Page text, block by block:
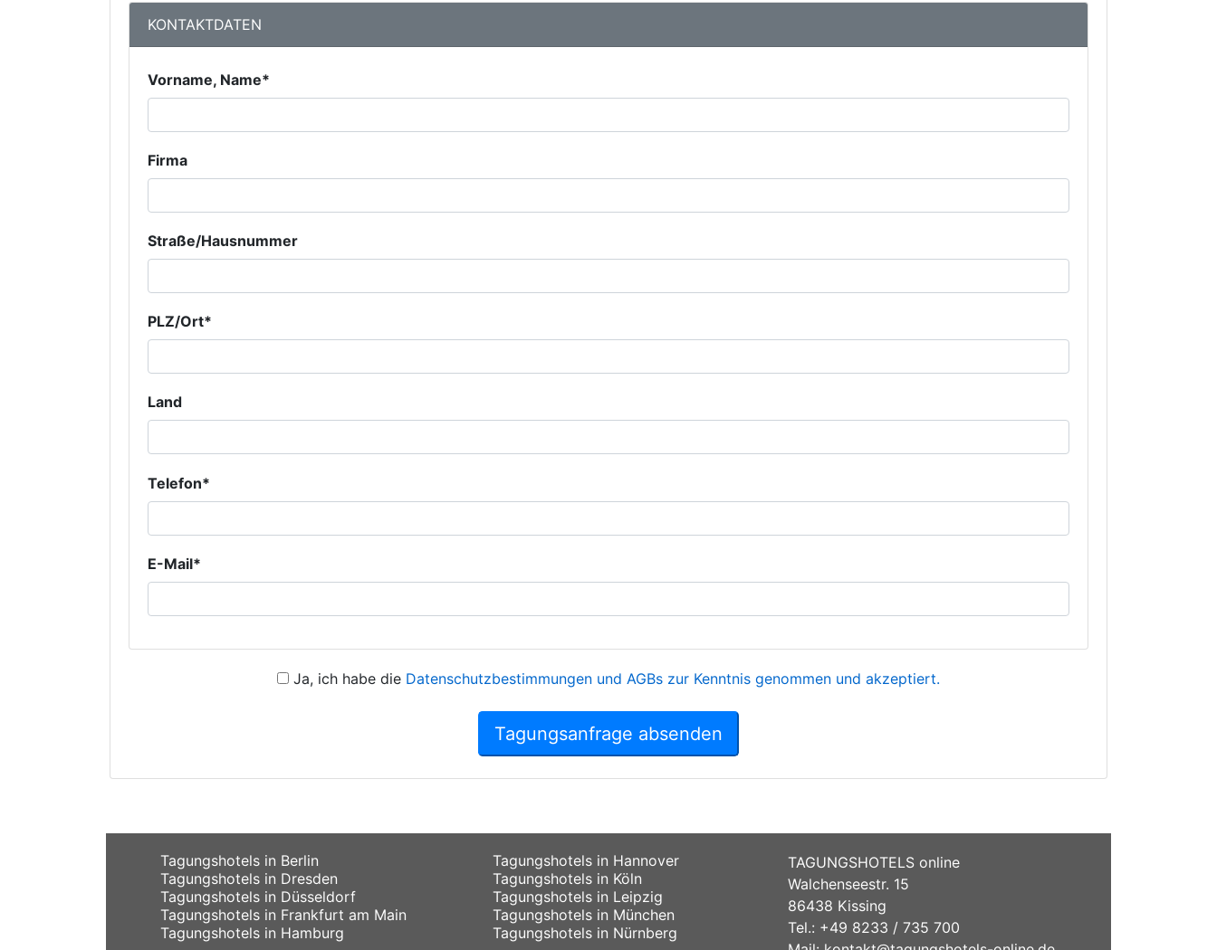
KONTAKTDATEN
Vorname, Name*
Firma
Straße/Hausnummer
PLZ/Ort*
Land
Telefon*
E-Mail*
Ja, ich habe die Datenschutzbestimmungen und AGBs zur Kenntnis genommen und akzeptiert.
Tagungsanfrage absenden
Tagungshotels in Berlin
Tagungshotels in Dresden
Tagungshotels in Düsseldorf
Tagungshotels in Frankfurt am Main
Tagungshotels in Hamburg
Tagungshotels in Hannover
Tagungshotels in Köln
Tagungshotels in Leipzig
Tagungshotels in München
Tagungshotels in Nürnberg
TAGUNGSHOTELS online
Walchenseestr. 15
86438 Kissing
Tel.: +49 8233 / 735 700